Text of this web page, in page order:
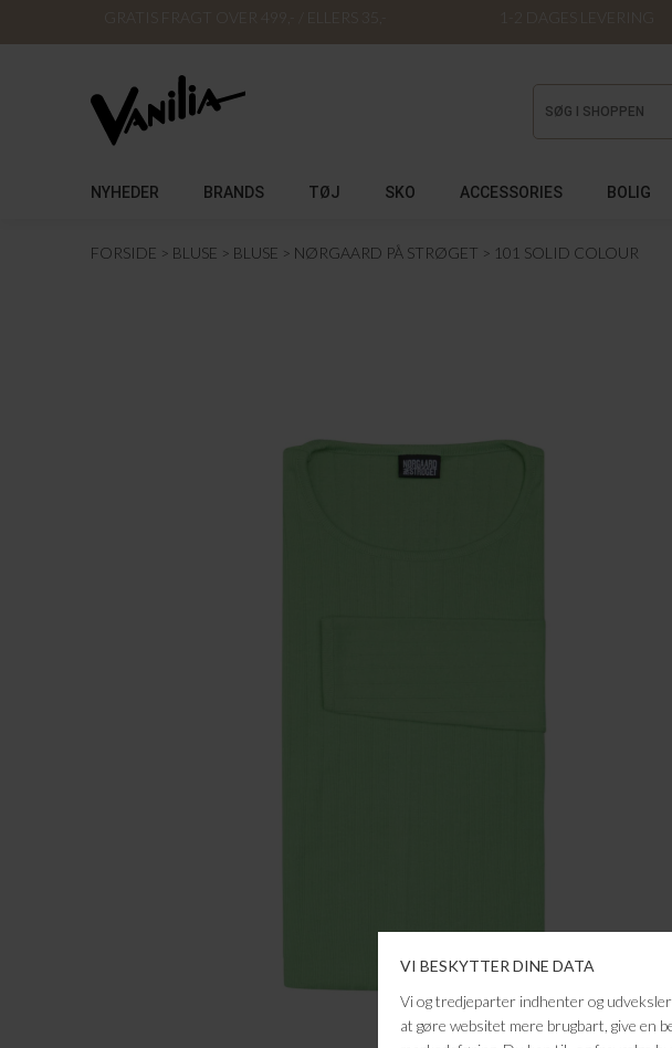
GRATIS FRAGT OVER 499,- / ELLERS 35,- 1-2 DAGES LEVERING
NYHEDER BRANDS TØJ SKO ACCESSORIES BOLIG
FORSIDE BLUSE BLUSE NØRGAARD PÅ STRØGET 101 SOLID COLOUR